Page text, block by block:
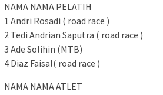
NAMA NAMA PELATIH
1 Andri Rosadi ( road race )
2 Tedi Andrian Saputra ( road race )
3 Ade Solihin (MTB)
4 Diaz Faisal( road race )
NAMA NAMA ATLET